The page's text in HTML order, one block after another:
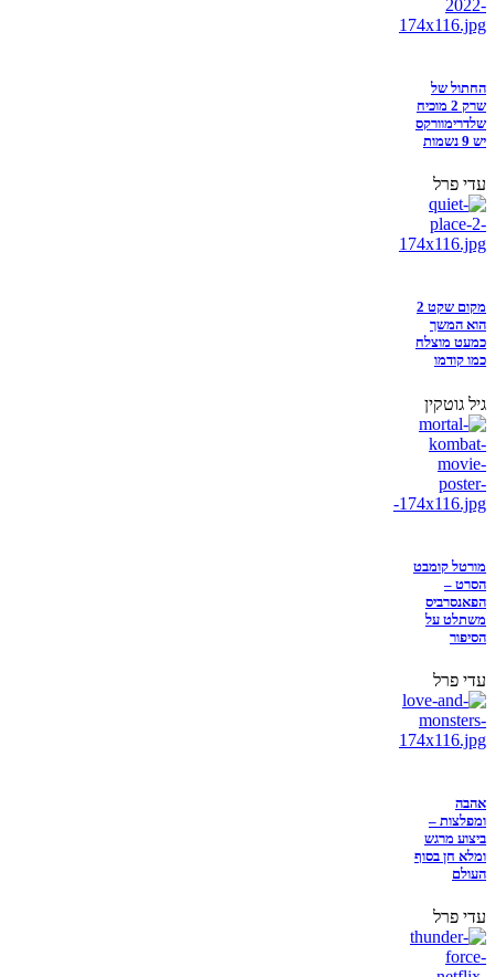
החתול של
שרק 2 מוכיח
שלדרימוורקס
יש 9 נשמות
עדי פרל
מקום שקט 2
הוא המשך
כמעט מוצלח
כמו קודמו
גיל גוטקין
מורטל קומבט
הסרט –
הפאנסרביס
משתלט על
הסיפור
עדי פרל
אהבה
ומפלצות –
ביצוע מרגש
ומלא חן בסוף
העולם
עדי פרל